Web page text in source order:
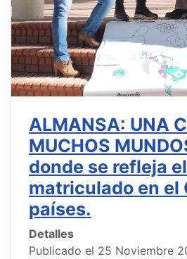
ALMANSA: UNA
MUCHOS
donde se refleja
matriculado en el
países.
Detalles
Publicado el 25 Noviembre